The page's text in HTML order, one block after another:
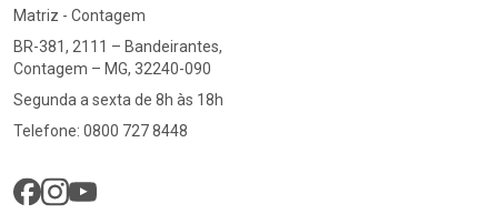
Matriz - Contagem
BR-381, 2111 – Bandeirantes,
Contagem – MG, 32240-090
Segunda a sexta de 8h às 18h
Telefone: 0800 727 8448